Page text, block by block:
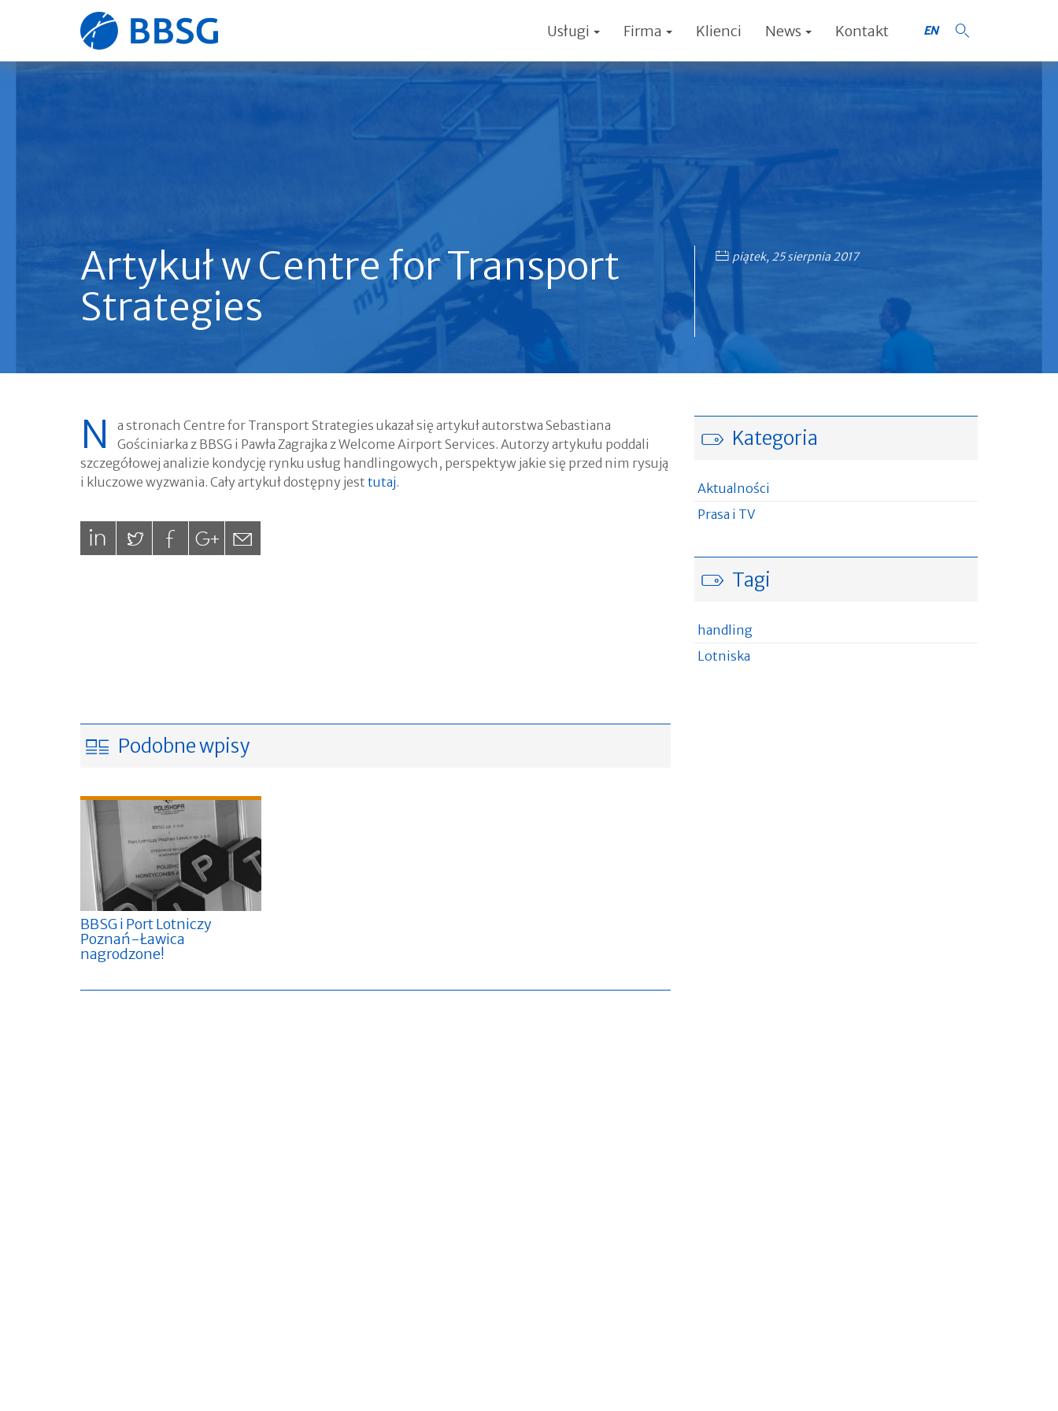
Strona
główna
Usługi Firma Klienci News Kontakt EN
Artykuł w Centre for Transport
Strategies
piątek, 25 sierpnia 2017
N
a stronach Centre for Transport Strategies ukazał się artykuł autorstwa Sebastiana
Gościniarka z BBSG i Pawła Zagrajka z Welcome Airport Services. Autorzy artykułu poddali
szczegółowej analizie kondycję rynku usług handlingowych, perspektyw jakie się przed nim rysują
i kluczowe wyzwania. Cały artykuł dostępny jest tutaj.
Kategoria
Aktualności
Prasa i TV
Tagi
handling
Lotniska
Podobne wpisy
BBSG i Port Lotniczy
Poznań-Ławica
nagrodzone!